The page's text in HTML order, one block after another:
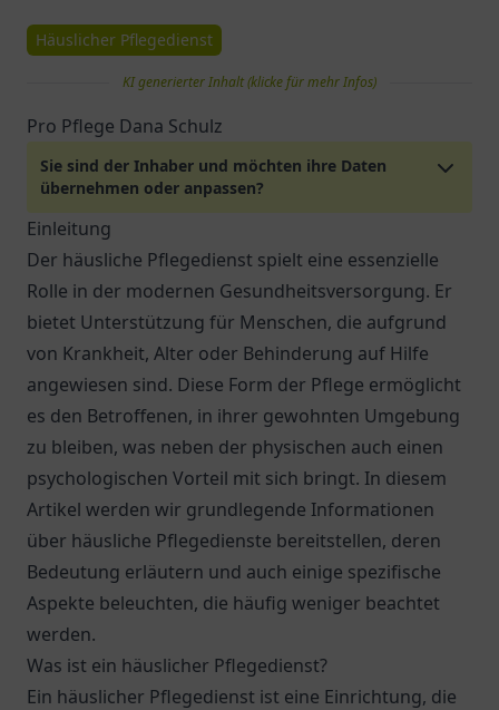
Häuslicher Pflegedienst
KI generierter Inhalt (klicke für mehr Infos)
Pro Pflege Dana Schulz
Sie sind der Inhaber und möchten ihre Daten
übernehmen oder anpassen?
Einleitung
Der häusliche Pflegedienst spielt eine essenzielle
Rolle in der modernen Gesundheitsversorgung. Er
bietet Unterstützung für Menschen, die aufgrund
von Krankheit, Alter oder Behinderung auf Hilfe
angewiesen sind. Diese Form der Pflege ermöglicht
es den Betroffenen, in ihrer gewohnten Umgebung
zu bleiben, was neben der physischen auch einen
psychologischen Vorteil mit sich bringt. In diesem
Artikel werden wir grundlegende Informationen
über häusliche Pflegedienste bereitstellen, deren
Bedeutung erläutern und auch einige spezifische
Aspekte beleuchten, die häufig weniger beachtet
werden.
Was ist ein häuslicher Pflegedienst?
Ein häuslicher Pflegedienst ist eine Einrichtung, die